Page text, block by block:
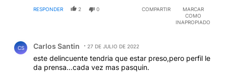
RESPONDER 2 0 COMPARTIR
MARCAR
COMO
INAPROPIADO
CS Carlos Santin 27 DE JULIO DE 2022
este delincuente tendria que estar preso,pero perfil le
da prensa...cada vez mas pasquin.